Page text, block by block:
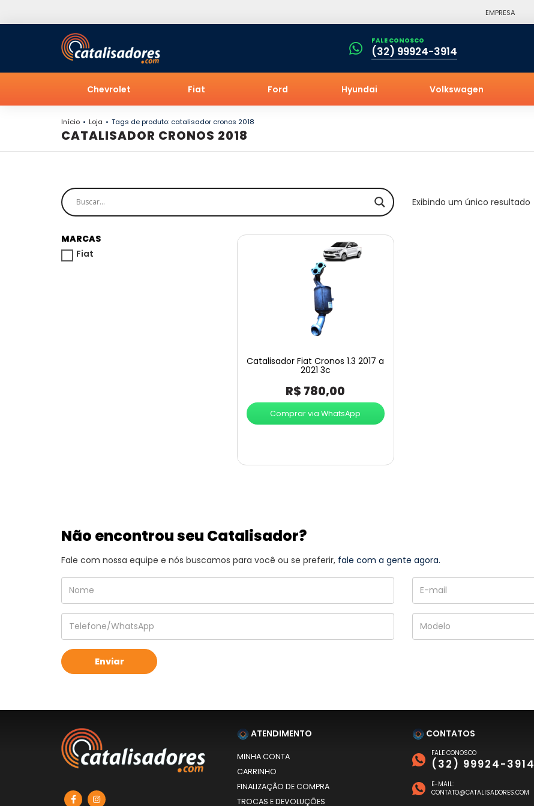
EMPRESA
FALE CONOSCO
(32) 99924-3914
Chevrolet Fiat Ford Hyundai Volkswagen
Início Loja Tags de produto: catalisador cronos 2018
CATALISADOR CRONOS 2018
Exibindo um único resultado
MARCAS
Fiat
Catalisador Fiat Cronos 1.3 2017 a
2021 3c
R$ 780,00
Comprar via WhatsApp
Não encontrou seu Catalisador?
Fale com nossa equipe e nós buscamos para você ou se preferir, fale com a gente agora.
ATENDIMENTO
MINHA CONTA
CARRINHO
FINALIZAÇÃO DE COMPRA
TROCAS E DEVOLUÇÕES
CONTATOS
FALE CONOSCO
(32) 99924-3914
E-MAIL:
CONTATO@CATALISADORES.COM